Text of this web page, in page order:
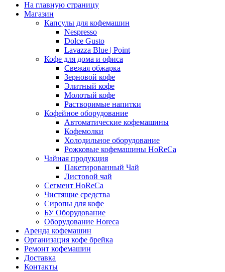
На главную страницу
Магазин
Капсулы для кофемашин
Nespresso
Dolce Gusto
Lavazza Blue | Point
Кофе для дома и офиса
Свежая обжарка
Зерновой кофе
Элитный кофе
Молотый кофе
Растворимые напитки
Кофейное оборудование
Автоматические кофемашины
Кофемолки
Холодильное оборудование
Рожковые кофемашины HoReCa
Чайная продукция
Пакетированный Чай
Листовой чай
Сегмент HoReCa
Чистящие средства
Сиропы для кофе
БУ Оборудование
Оборудование Horeca
Аренда кофемашин
Организация кофе брейка
Ремонт кофемашин
Доставка
Контакты